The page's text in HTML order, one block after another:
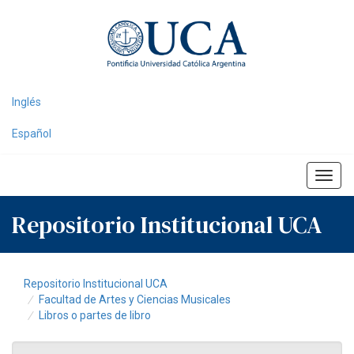
Inglés
Español
Repositorio Institucional UCA
Repositorio Institucional UCA
Facultad de Artes y Ciencias Musicales
Libros o partes de libro